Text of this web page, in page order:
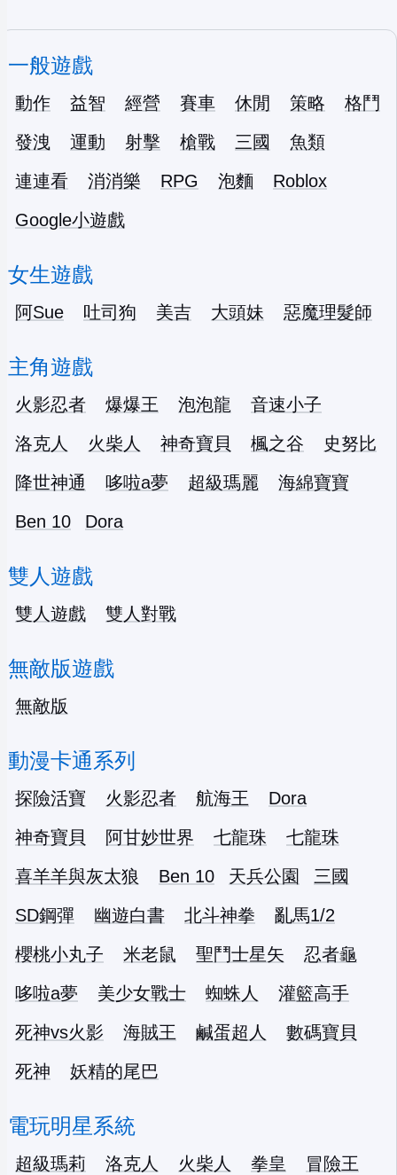
一般遊戲
動作 益智 經營 賽車 休閒 策略
格鬥
發洩
運動 射擊 槍戰 三國
魚類
連連看
消消樂 RPG 泡麵
Roblox
Google小遊戲
女生遊戲
阿Sue 吐司狗 美吉 大頭妹 惡魔理髮師
主角遊戲
火影忍者 爆爆王 泡泡龍
音速小子
洛克人
火柴人 神奇寶貝 楓之谷
史努比
降世神通
哆啦a夢 超級瑪麗
海綿寶寶
Ben 10
Dora
雙人遊戲
雙人遊戲 雙人對戰
無敵版遊戲
無敵版
動漫卡通系列
探險活寶 火影忍者 航海王
Dora
神奇寶貝
阿甘妙世界 七龍珠
七龍珠
喜羊羊與灰太狼
Ben 10 天兵公園
三國
SD鋼彈
幽遊白書 北斗神拳
亂馬1/2
櫻桃小丸子
米老鼠 聖鬥士星矢
忍者龜
哆啦a夢
美少女戰士 蜘蛛人
灌籃高手
死神vs火影
海賊王 鹹蛋超人
數碼寶貝
死神
妖精的尾巴
電玩明星系統
超級瑪莉 洛克人 火柴人 拳皇 冒險王